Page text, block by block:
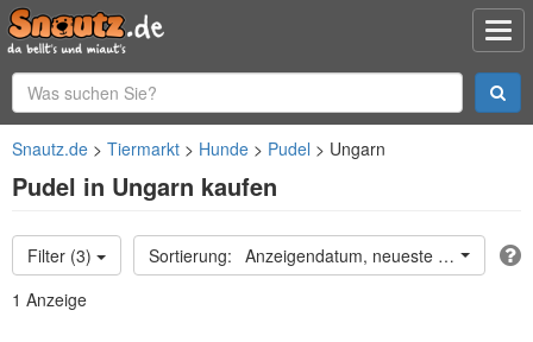
Snautz.de Tiermarkt Hunde Pudel Ungarn
Pudel in Ungarn kaufen
Filter (3)
Anzeigendatum, neueste oben
1 Anzeige